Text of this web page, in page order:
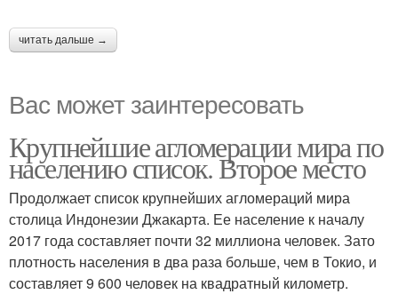
читать дальше →
Вас может заинтересовать
Крупнейшие агломерации мира по
населению список. Второе место
Продолжает список крупнейших агломераций мира
столица Индонезии Джакарта. Ее население к началу
2017 года составляет почти 32 миллиона человек. Зато
плотность населения в два раза больше, чем в Токио, и
составляет 9 600 человек на квадратный километр.